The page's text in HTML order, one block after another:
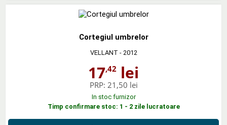
Cortegiul umbrelor
VELLANT - 2012
17,42 lei
PRP: 21,50 lei
In stoc furnizor
Timp confirmare stoc: 1 - 2 zile lucratoare